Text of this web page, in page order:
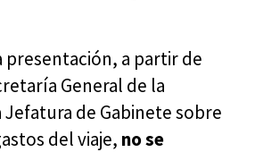
presentación, a partir de
General de la
Jefatura de Gabinete sobre
del viaje, no se